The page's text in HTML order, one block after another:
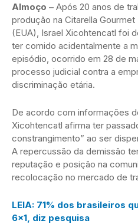
Almoço – Após 20 anos de
produção na Citarella
(EUA), Israel Xicohtencatl foi
ter comido acidentalmente a
episódio, ocorrido em 28 de
processo judicial contra a
discriminação etária.
De acordo com informações
Xicohtencatl afirma ter
constrangimento” ao ser
A repercussão da demissão
reputação e posição na
recolocação no mercado de
LEIA: 71% dos brasileiros
6×1, diz pesquisa